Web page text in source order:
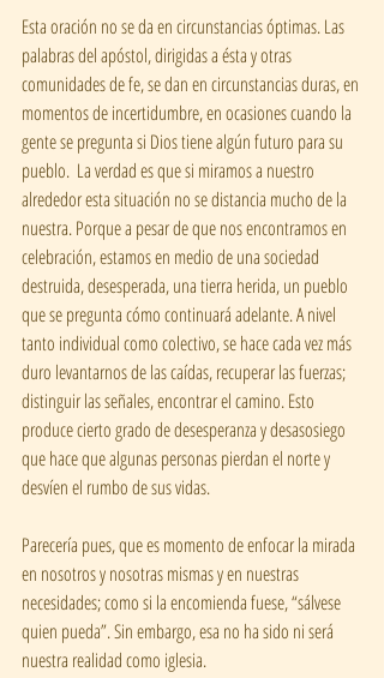
Esta oración no se da en circunstancias óptimas. Las
palabras del apóstol, dirigidas a ésta y otras
comunidades de fe, se dan en circunstancias duras, en
momentos de incertidumbre, en ocasiones cuando la
gente se pregunta si Dios tiene algún futuro para su
pueblo.  La verdad es que si miramos a nuestro
alrededor esta situación no se distancia mucho de la
nuestra. Porque a pesar de que nos encontramos en
celebración, estamos en medio de una sociedad
destruida, desesperada, una tierra herida, un pueblo
que se pregunta cómo continuará adelante. A nivel
tanto individual como colectivo, se hace cada vez más
duro levantarnos de las caídas, recuperar las fuerzas;
distinguir las señales, encontrar el camino. Esto
produce cierto grado de desesperanza y desasosiego
que hace que algunas personas pierdan el norte y
desvíen el rumbo de sus vidas.
Parecería pues, que es momento de enfocar la mirada
en nosotros y nosotras mismas y en nuestras
necesidades; como si la encomienda fuese, “sálvese
quien pueda”. Sin embargo, esa no ha sido ni será
nuestra realidad como iglesia.